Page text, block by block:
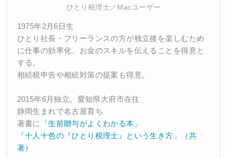
ひとり税理士／Macユーザー
1975年2月6日生
ひとり社長・フリーランスの方が独立後を楽しむため
に仕事の効率化、お金のスキルを伝えることを得意と
する。
相続税申告や相続対策の提案も得意。
2015年6月独立。愛知県大府市在住
静岡生まれで名古屋育ち
著書に
「生前贈与がよくわかる本」
「十人十色の『ひとり税理士』という生き方」（共
著）